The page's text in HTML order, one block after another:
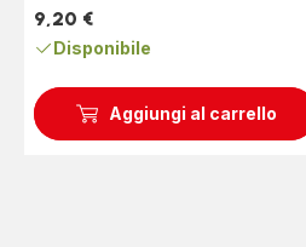
Aggiungi al carrello
Prezzo
9,20 €
Disponibile